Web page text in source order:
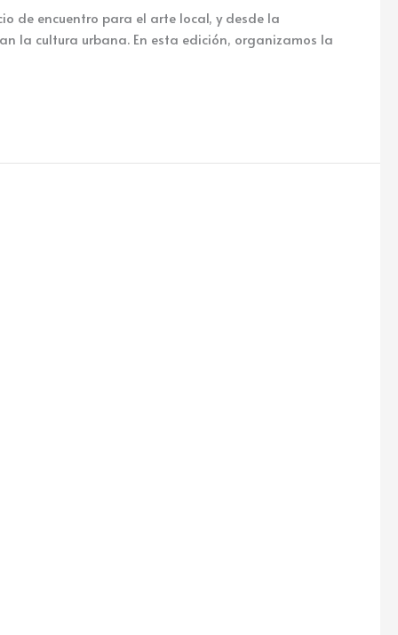
de encuentro para el arte local, y desde la
la cultura urbana. En esta edición, organizamos la